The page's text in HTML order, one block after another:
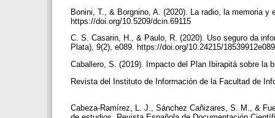
Bonini, T., & Borgnino, A. (2020). La radio, la memoria
https://doi.org/10.5209/dcin.69115
C. S. Casarin, H., & Paulo, R. (2020). Uso seguro da
Plata), 9(2), e089. https://doi.org/10.24215/
Caballero, S. (2019). Impacto del Plan Ibirapitá sobre la
Revista del Instituto de Información de la Facultad de
Cabeza-Ramírez, L. J., Sánchez Cañizares, S. M., &